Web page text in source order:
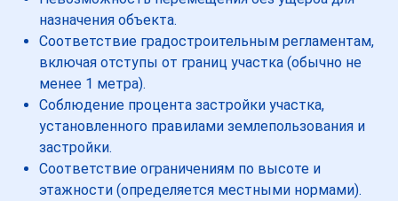
назначения объекта.
Соответствие градостроительным регламентам,
включая отступы от границ участка (обычно не
менее 1 метра).
Соблюдение процента застройки участка,
установленного правилами землепользования и
застройки.
Соответствие ограничениям по высоте и
этажности (определяется местными нормами).